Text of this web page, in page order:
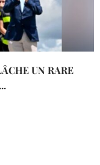
UN RARE